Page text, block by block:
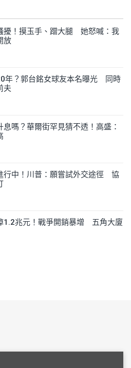
擾！摸玉手、蹭大腿 她怒喊：我
放
年？郭台銘女球友本名曝光 同時
夫
嗎？華爾街罕見猜不透！高盛：
行中！川普：願嘗試外交途徑 協
1.2兆元！戰爭開銷暴增 五角大廈